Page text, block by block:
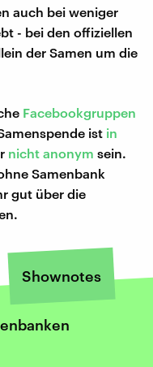
auch bei weniger
- bei den offiziellen
der Samen um die
Facebookgruppen
ist in
nicht anonym sein.
Samenbank
gut über die
Shownotes